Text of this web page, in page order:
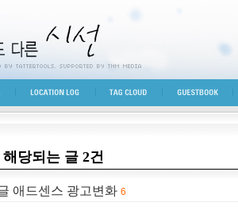
또 다른 시선
LOCATION LOG TAG CLOUD GUESTBOOK
당되는 글 2건
애드센스 광고변화 6